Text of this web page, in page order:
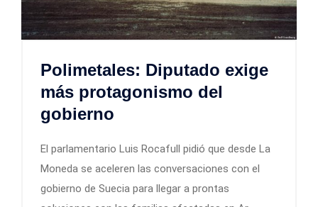
Polimetales: Diputado exige
más protagonismo del
gobierno
El parlamentario Luis Rocafull pidió que desde La
Moneda se aceleren las conversaciones con el
gobierno de Suecia para llegar a prontas